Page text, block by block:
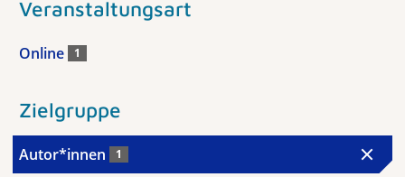
Veranstaltungsart
Online 1
Zielgruppe
Autor*innen 1